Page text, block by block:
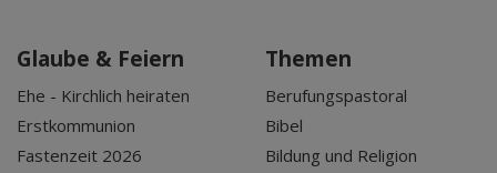
Glaube & Feiern
Ehe - Kirchlich heiraten
Erstkommunion
Fastenzeit 2026
Themen
Berufungspastoral
Bibel
Bildung und Religion